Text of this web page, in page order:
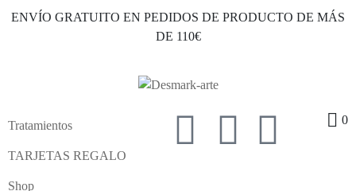
ENVÍO GRATUITO EN PEDIDOS DE PRODUCTO DE MÁS
DE 110€
Tratamientos
TARJETAS REGALO
Shop
0